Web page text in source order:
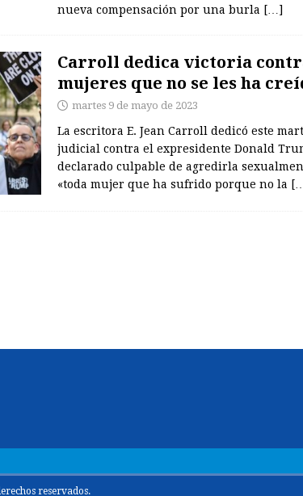
nueva compensación por una burla […]
Carroll dedica victoria
mujeres que no se les ha
martes 9 de mayo de 2023
La escritora E. Jean Carroll dedicó este
judicial contra el expresidente Donald
declarado culpable de agredirla
«toda mujer que ha sufrido porque no la
reservados.